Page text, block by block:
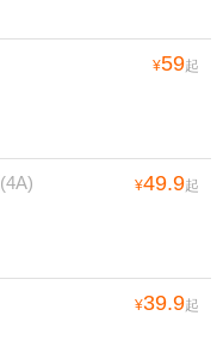
¥59起
(4A) ¥49.9起
¥39.9起